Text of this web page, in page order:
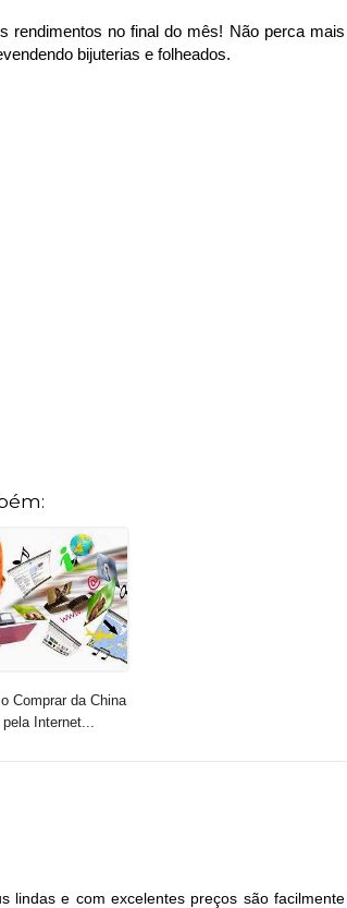
rendimentos no final do mês! Não perca mais
bijuterias e folheados.
Comprar da China
pela Internet...
lindas e com excelentes preços são facilmente